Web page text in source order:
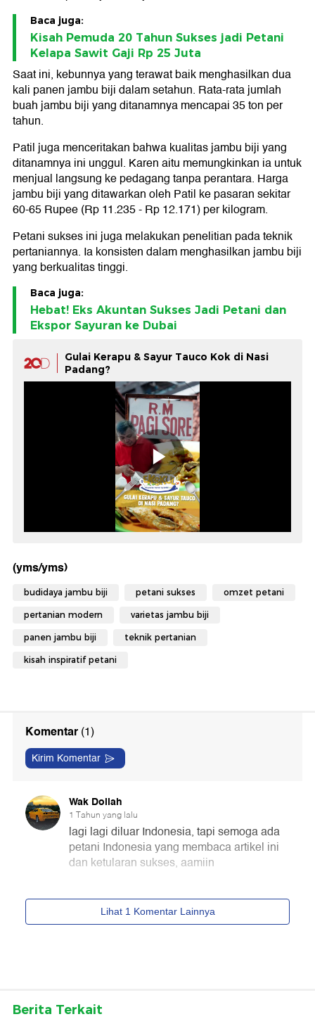
Baca juga:
Kisah Pemuda 20 Tahun Sukses jadi Petani
Kelapa Sawit Gaji Rp 25 Juta
Saat ini, kebunnya yang terawat baik menghasilkan dua
kali panen jambu biji dalam setahun. Rata-rata jumlah
buah jambu biji yang ditanamnya mencapai 35 ton per
tahun.
Patil juga menceritakan bahwa kualitas jambu biji yang
ditanamnya ini unggul. Karen aitu memungkinkan ia untuk
menjual langsung ke pedagang tanpa perantara. Harga
jambu biji yang ditawarkan oleh Patil ke pasaran sekitar
60-65 Rupee (Rp 11.235 - Rp 12.171) per kilogram.
Petani sukses ini juga melakukan penelitian pada teknik
pertaniannya. Ia konsisten dalam menghasilkan jambu biji
yang berkualitas tinggi.
Baca juga:
Hebat! Eks Akuntan Sukses Jadi Petani dan
Ekspor Sayuran ke Dubai
Gulai Kerapu & Sayur Tauco Kok di Nasi
Padang?
(yms/yms)
budidaya jambu biji petani sukses omzet petani
pertanian modern varietas jambu biji
panen jambu biji teknik pertanian
kisah inspiratif petani
Berita Terkait